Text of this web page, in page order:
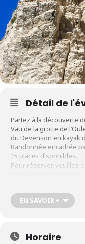
Détail de
Partez à la découverte
Vau,de la grotte de
du Devenson en kayak
Randonnée encadrée
15 places disponibles.
Pour réserver, veuillez
paddle.com/contact-
EN SAVOIR +
Horaire